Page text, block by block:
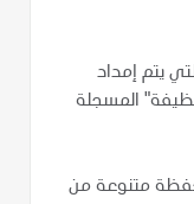
يتم إمداد
المسجلة
متنوعة من